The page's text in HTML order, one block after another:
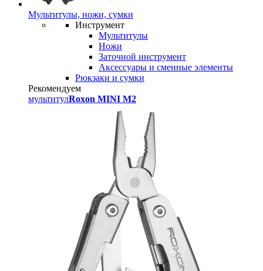
Мультитулы, ножи, сумки
Инструмент
Мультитулы
Ножи
Заточной инструмент
Аксессуары и сменные элементы
Рюкзаки и сумки
Рекомендуем
мультитулRoxon MINI M2